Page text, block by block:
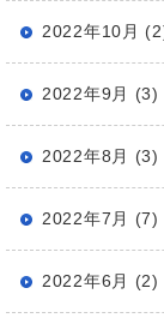
2022年10月
2022年9月 (3)
2022年8月 (3)
2022年7月 (7)
2022年6月 (2)